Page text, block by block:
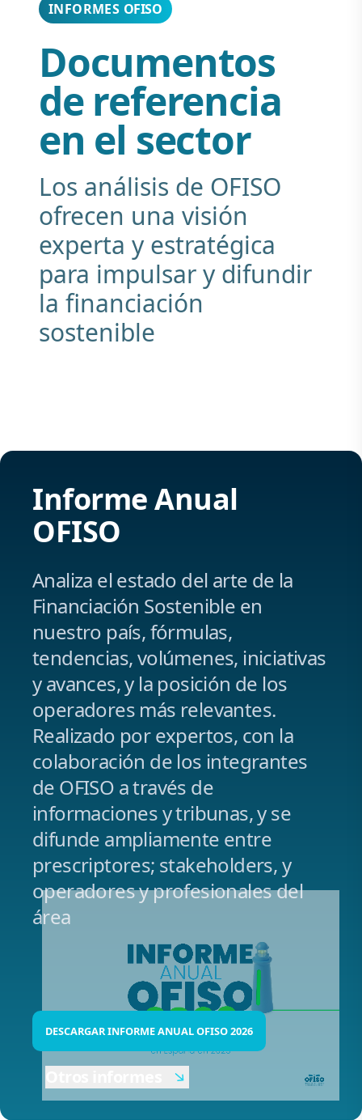
INFORMES OFISO
Documentos
de referencia
en el sector
Los análisis de OFISO
ofrecen una visión
experta y estratégica
para impulsar y difundir
la financiación
sostenible
Informe Anual
OFISO
Analiza el estado del arte de la
Financiación Sostenible en
nuestro país, fórmulas,
tendencias, volúmenes, iniciativas
y avances, y la posición de los
operadores más relevantes.
Realizado por expertos, con la
colaboración de los integrantes
de OFISO a través de
informaciones y tribunas, y se
difunde ampliamente entre
prescriptores; stakeholders, y
operadores y profesionales del
área
DESCARGAR INFORME ANUAL OFISO 2026